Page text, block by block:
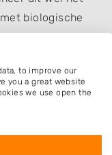
met biologische
aan.
de plant zitten,
de plant op
of
to improve our
you a great website
we use open the